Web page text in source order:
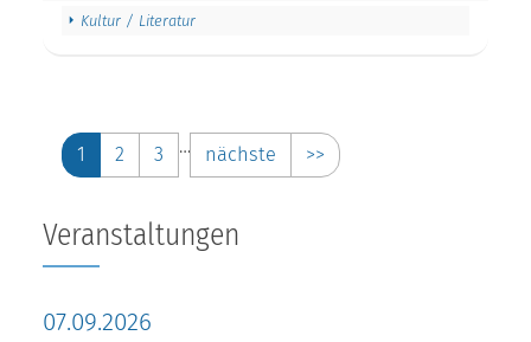
Kultur / Literatur
1 2 3 … nächste >>
Veranstaltungen
07.09.2026